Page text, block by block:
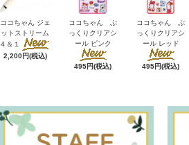
ココちゃん ジェ
ットストリーム
４＆１
2,200円(税込)
ココちゃん ぷ
っくりクリアシ
ール ピンク
495円(税込)
ココちゃん ぷ
っくりクリアシ
ール レッド
495円(税込)